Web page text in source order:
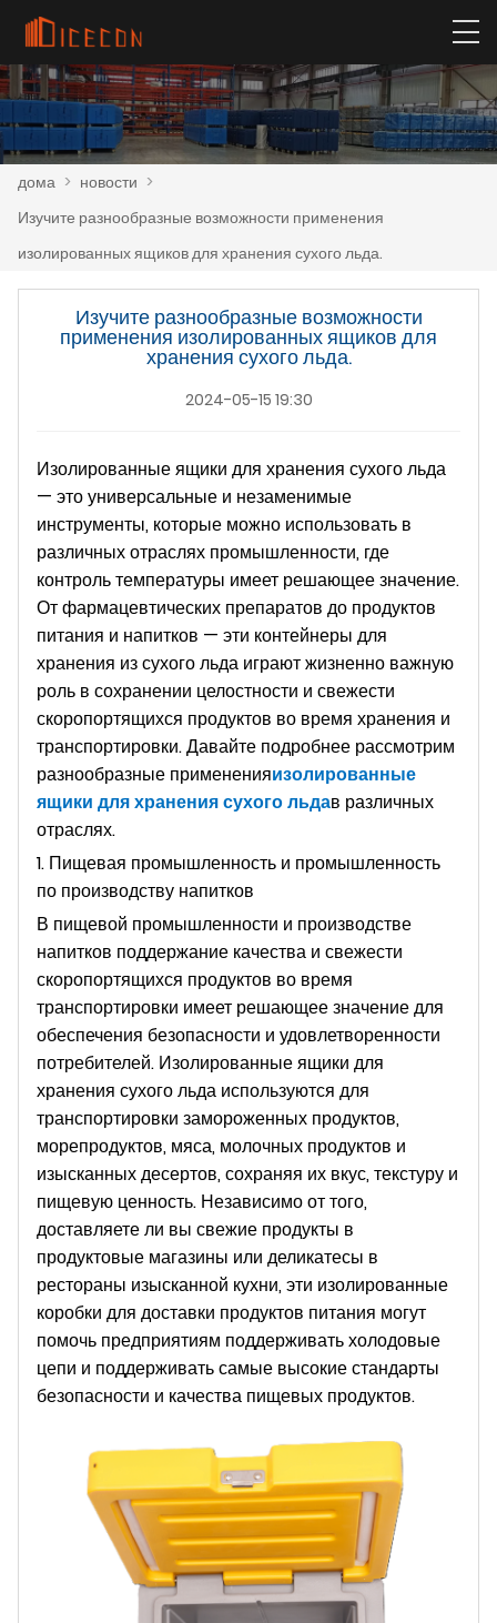
дома > новости >
Изучите разнообразные возможности применения
изолированных ящиков для хранения сухого льда.
Изучите разнообразные возможности
применения изолированных ящиков для
хранения сухого льда.
2024-05-15 19:30
Изолированные ящики для хранения сухого льда
— это универсальные и незаменимые
инструменты, которые можно использовать в
различных отраслях промышленности, где
контроль температуры имеет решающее значение.
От фармацевтических препаратов до продуктов
питания и напитков — эти контейнеры для
хранения из сухого льда играют жизненно важную
роль в сохранении целостности и свежести
скоропортящихся продуктов во время хранения и
транспортировки. Давайте подробнее рассмотрим
разнообразные примененияизолированные
ящики для хранения сухого льдав различных
отраслях.
1. Пищевая промышленность и промышленность
по производству напитков
В пищевой промышленности и производстве
напитков поддержание качества и свежести
скоропортящихся продуктов во время
транспортировки имеет решающее значение для
обеспечения безопасности и удовлетворенности
потребителей. Изолированные ящики для
хранения сухого льда используются для
транспортировки замороженных продуктов,
морепродуктов, мяса, молочных продуктов и
изысканных десертов, сохраняя их вкус, текстуру и
пищевую ценность. Независимо от того,
доставляете ли вы свежие продукты в
продуктовые магазины или деликатесы в
рестораны изысканной кухни, эти изолированные
коробки для доставки продуктов питания могут
помочь предприятиям поддерживать холодовые
цепи и поддерживать самые высокие стандарты
безопасности и качества пищевых продуктов.